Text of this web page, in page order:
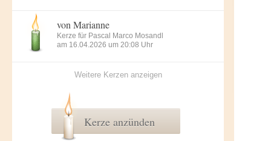
von Marianne
Kerze für Pascal Marco Mosandl
am 16.04.2026 um 20:08 Uhr
Weitere Kerzen anzeigen
Kerze anzünden